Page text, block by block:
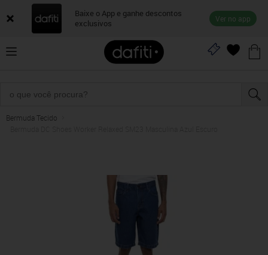
Baixe o App e ganhe descontos
exclusivos
Ver no app
Bermuda Tecido